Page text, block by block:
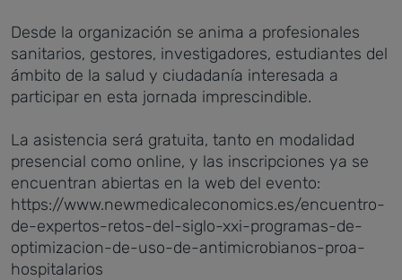
Desde la organización se anima a profesionales
sanitarios, gestores, investigadores, estudiantes del
ámbito de la salud y ciudadanía interesada a
participar en esta jornada imprescindible.
La asistencia será gratuita, tanto en modalidad
presencial como online, y las inscripciones ya se
encuentran abiertas en la web del evento:
https://www.newmedicaleconomics.es/encuentro-
de-expertos-retos-del-siglo-xxi-programas-de-
optimizacion-de-uso-de-antimicrobianos-proa-
hospitalarios